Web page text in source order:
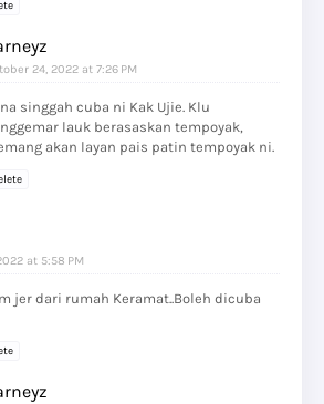
24, 2022 at 7:26 PM
singgah cuba ni Kak Ujie. Klu
lauk berasaskan tempoyak,
akan layan pais patin tempoyak ni.
at 5:58 PM
jer dari rumah Keramat..Boleh dicuba